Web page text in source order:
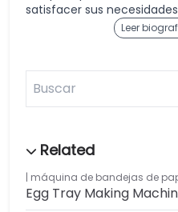
satisfacer sus
Leer
máquina de bandejas de
Egg Tray Making